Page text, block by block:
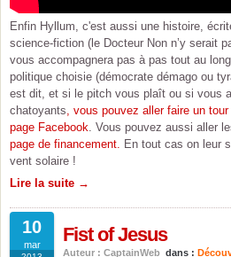
Enfin Hyllum, c'est aussi une histoire,
science-fiction (le Docteur Non n’y serait
vous accompagnera pas à pas tout au
politique choisie (démocrate démago ou
est dit, et si le pitch vous plaît ou si vous
chatoyants, vous pouvez aller faire un
page Facebook. Vous pouvez aussi aller
page de financement. En tout cas on leur
vent solaire !
Lire la suite →
10
mar Fist of Jesus
Auteur : CaptainWeb dans :